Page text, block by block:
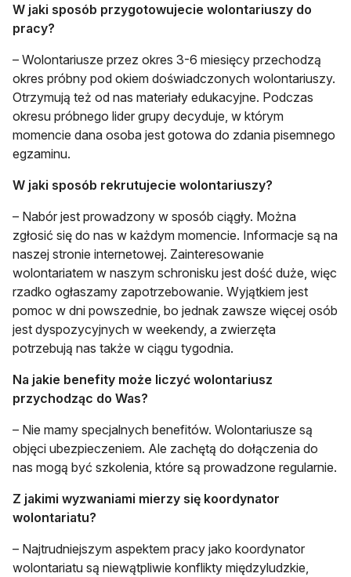
W jaki sposób przygotowujecie wolontariuszy do
pracy?
– Wolontariusze przez okres 3-6 miesięcy przechodzą
okres próbny pod okiem doświadczonych wolontariuszy.
Otrzymują też od nas materiały edukacyjne. Podczas
okresu próbnego lider grupy decyduje, w którym
momencie dana osoba jest gotowa do zdania pisemnego
egzaminu.
W jaki sposób rekrutujecie wolontariuszy?
– Nabór jest prowadzony w sposób ciągły. Można
zgłosić się do nas w każdym momencie. Informacje są na
naszej stronie internetowej. Zainteresowanie
wolontariatem w naszym schronisku jest dość duże, więc
rzadko ogłaszamy zapotrzebowanie. Wyjątkiem jest
pomoc w dni powszednie, bo jednak zawsze więcej osób
jest dyspozycyjnych w weekendy, a zwierzęta
potrzebują nas także w ciągu tygodnia.
Na jakie benefity może liczyć wolontariusz
przychodząc do Was?
– Nie mamy specjalnych benefitów. Wolontariusze są
objęci ubezpieczeniem. Ale zachętą do dołączenia do
nas mogą być szkolenia, które są prowadzone regularnie.
Z jakimi wyzwaniami mierzy się koordynator
wolontariatu?
– Najtrudniejszym aspektem pracy jako koordynator
wolontariatu są niewątpliwie konflikty międzyludzkie,